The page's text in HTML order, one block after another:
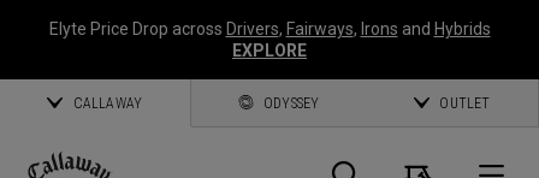
Elyte Price Drop across Drivers, Fairways, Irons and Hybrids
EXPLORE
CALLAWAY ODYSSEY OUTLET